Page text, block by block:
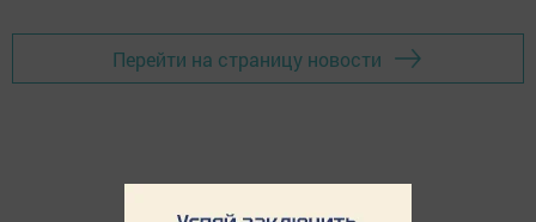
Перейти на страницу новости